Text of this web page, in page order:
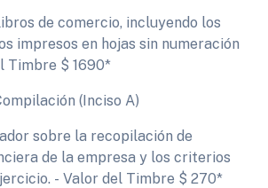
de comercio, incluyendo los
impresos en hojas sin numeración
Timbre $ 1690*
(Inciso A)
sobre la recopilación de
de la empresa y los criterios
- Valor del Timbre $ 270*